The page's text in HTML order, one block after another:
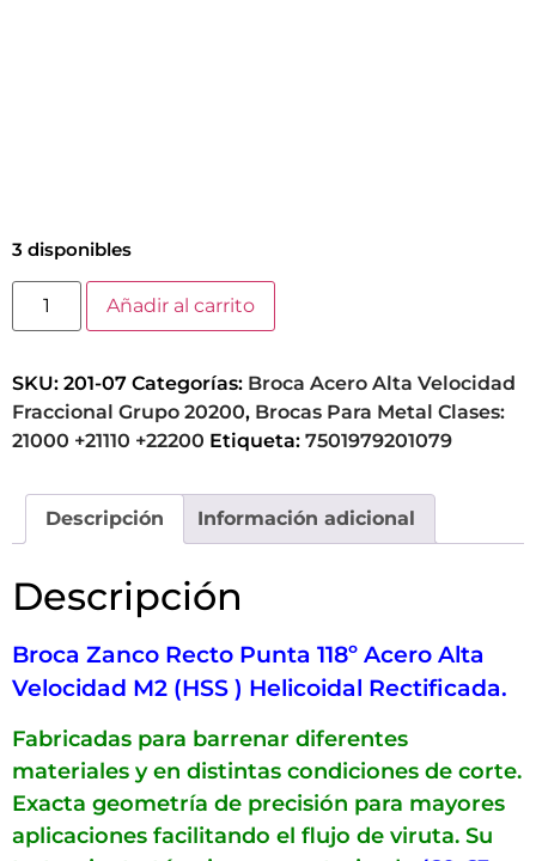
3 disponibles
Añadir al carrito
SKU: 201-07 Categorías: Broca Acero Alta Velocidad
Fraccional Grupo 20200, Brocas Para Metal Clases:
21000 +21110 +22200 Etiqueta: 7501979201079
Descripción Información adicional
Descripción
Broca Zanco Recto Punta 118º Acero Alta
Velocidad M2 (HSS ) Helicoidal Rectificada.
Fabricadas para barrenar diferentes
materiales y en distintas condiciones de corte.
Exacta geometría de precisión para mayores
aplicaciones facilitando el flujo de viruta. Su